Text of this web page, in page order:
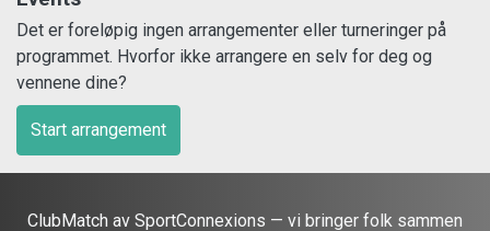
Det er foreløpig ingen arrangementer eller turneringer på
programmet. Hvorfor ikke arrangere en selv for deg og
vennene dine?
Start arrangement
ClubMatch av SportConnexions — vi bringer folk sammen